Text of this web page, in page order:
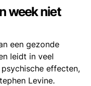
week niet
een gezonde
leidt in veel
effecten,
Levine.